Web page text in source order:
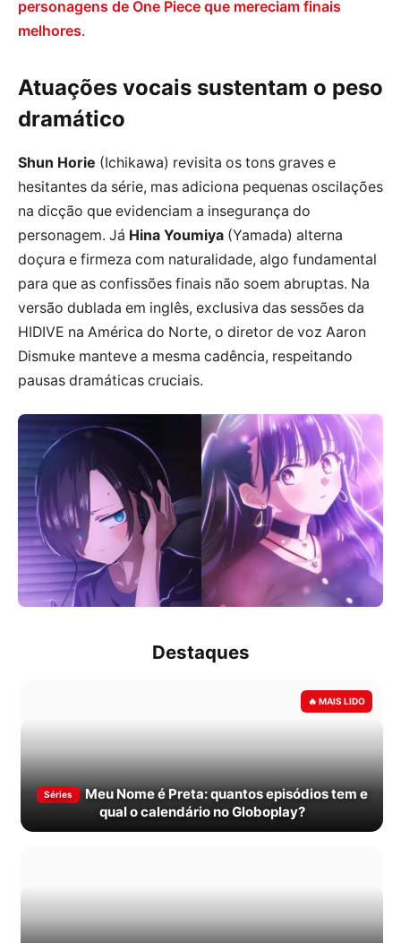
personagens de One Piece que mereciam finais
melhores.
Atuações vocais sustentam o peso
dramático
Shun Horie (Ichikawa) revisita os tons graves e
hesitantes da série, mas adiciona pequenas oscilações
na dicção que evidenciam a insegurança do
personagem. Já Hina Youmiya (Yamada) alterna
doçura e firmeza com naturalidade, algo fundamental
para que as confissões finais não soem abruptas. Na
versão dublada em inglês, exclusiva das sessões da
HIDIVE na América do Norte, o diretor de voz Aaron
Dismuke manteve a mesma cadência, respeitando
pausas dramáticas cruciais.
Destaques
Séries
Meu Nome é Preta: quantos episódios tem e
qual o calendário no Globoplay?